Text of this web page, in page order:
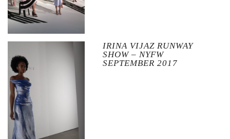
IRINA VIJAZ RUNWAY
SHOW – NYFW
SEPTEMBER 2017